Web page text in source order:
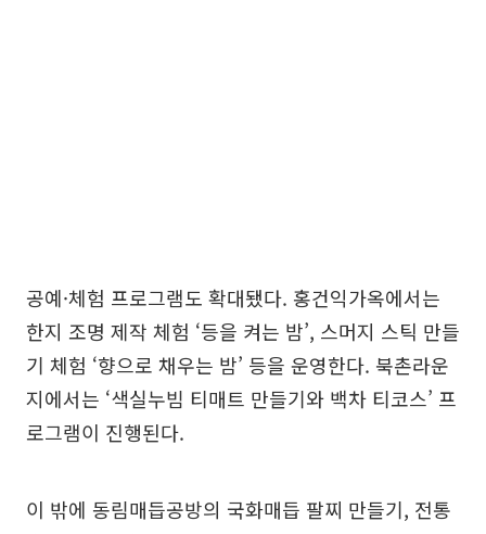
공예·체험 프로그램도 확대됐다. 홍건익가옥에서는
한지 조명 제작 체험 ‘등을 켜는 밤’, 스머지 스틱 만들
기 체험 ‘향으로 채우는 밤’ 등을 운영한다. 북촌라운
지에서는 ‘색실누빔 티매트 만들기와 백차 티코스’ 프
로그램이 진행된다.
이 밖에 동림매듭공방의 국화매듭 팔찌 만들기, 전통